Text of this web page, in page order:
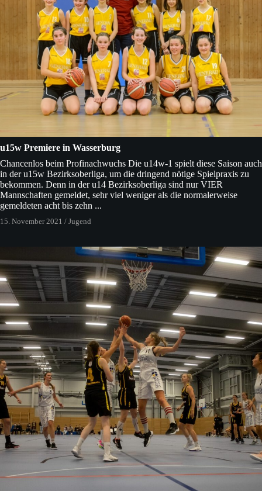
u15w Premiere in Wasserburg
Chancenlos beim Profinachwuchs Die u14w-1 spielt diese Saison auch
in der u15w Bezirksoberliga, um die dringend nötige Spielpraxis zu
bekommen. Denn in der u14 Bezirksoberliga sind nur VIER
Mannschaften gemeldet, sehr viel weniger als die normalerweise
gemeldeten acht bis zehn ...
15. November 2021 / Jugend